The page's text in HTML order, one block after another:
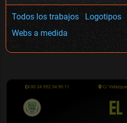
Todos los trabajos Logotipos
Webs a medida